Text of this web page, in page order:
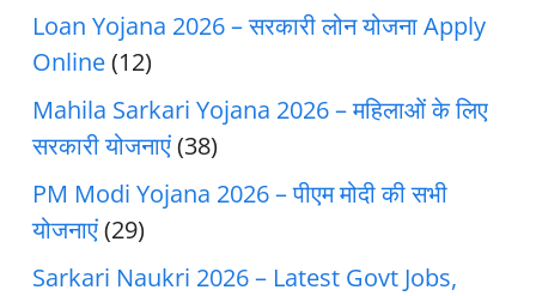
Loan Yojana 2026 – सरकारी लोन योजना Apply
Online(12)
Mahila Sarkari Yojana 2026 – महिलाओं के लिए
सरकारी योजनाएं(38)
PM Modi Yojana 2026 – पीएम मोदी की सभी
योजनाएं(29)
Sarkari Naukri 2026 – Latest Govt Jobs,